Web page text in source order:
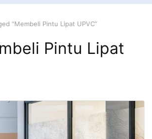
“Membeli Pintu Lipat UPVC”
Pintu Lipat